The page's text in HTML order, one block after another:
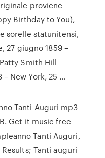
proviene
Birthday to You),
sorelle statunitensi,
27 giugno 1859 –
Smith Hill
– New York, 25 …
Tanti Auguri mp3
Get it music free
Tanti Auguri,
Tanti auguri